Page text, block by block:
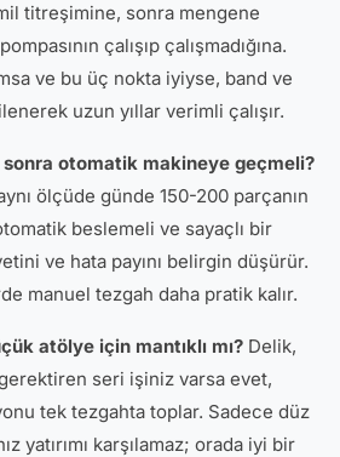
titreşimine, sonra mengene
çalışıp çalışmadığına.
ve bu üç nokta iyiyse, band ve
uzun yıllar verimli çalışır.
otomatik makineye geçmeli?
ölçüde günde 150-200 parçanın
beslemeli ve sayaçlı bir
ve hata payını belirgin düşürür.
manuel tezgah daha pratik kalır.
atölye için mantıklı mı? Delik,
seri işiniz varsa evet,
tek tezgahta toplar. Sadece düz
yatırımı karşılamaz; orada iyi bir